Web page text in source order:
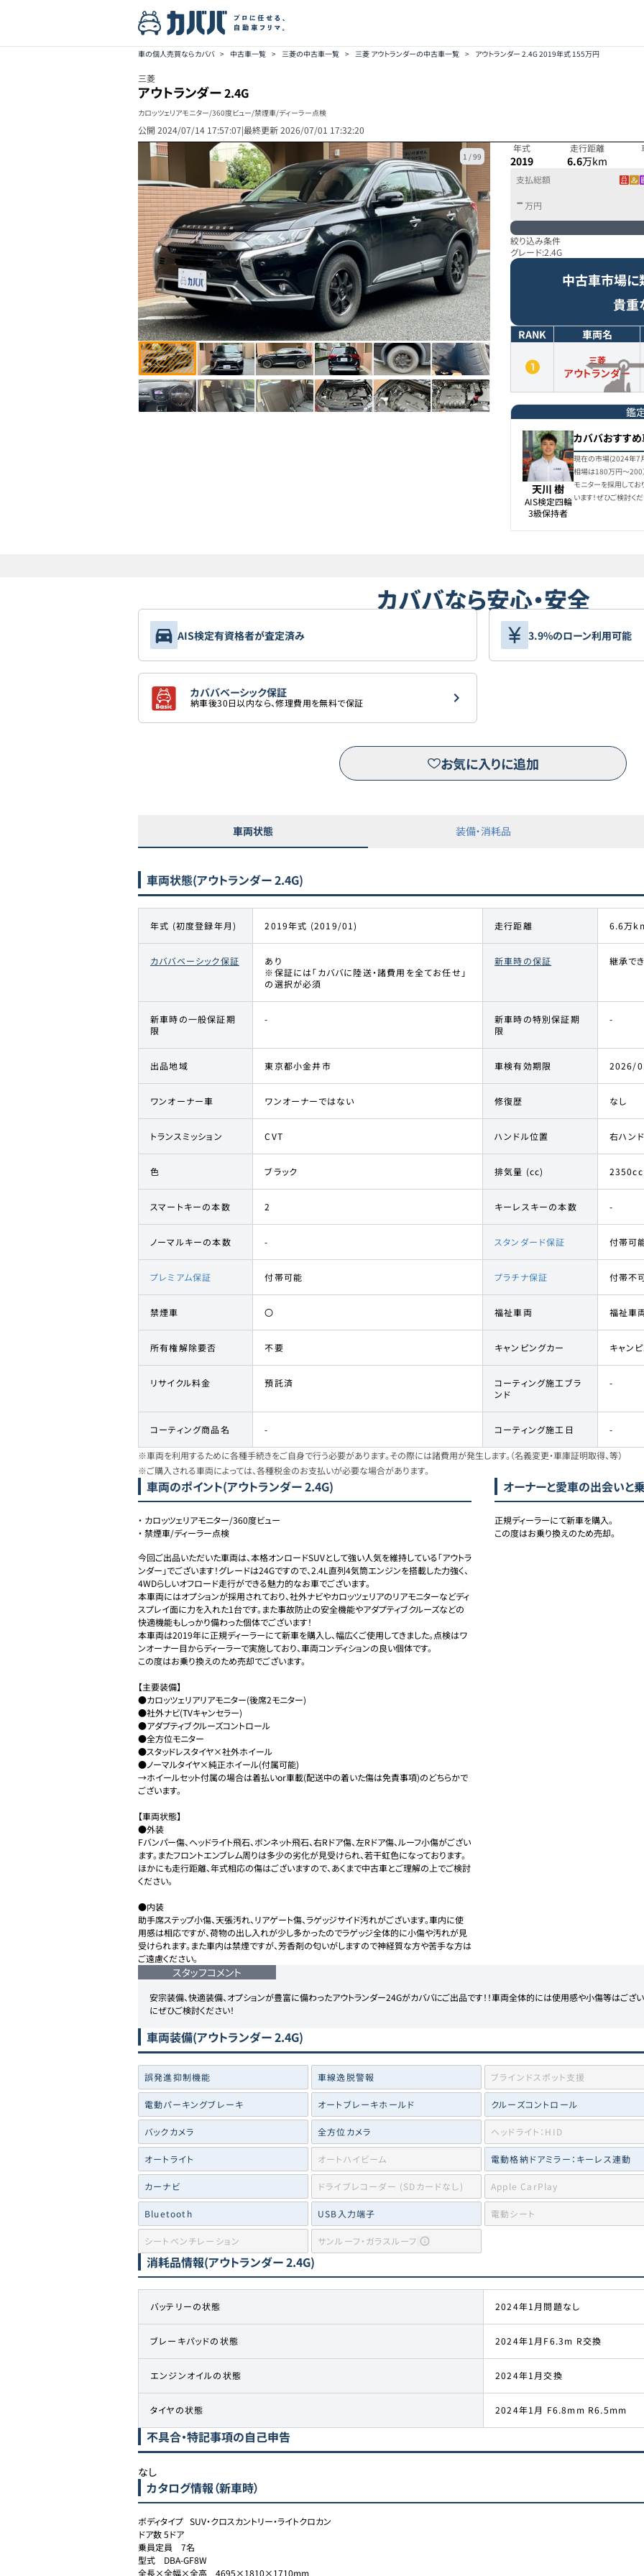
車の個人売買ならカババ > 中古車一覧 > 三菱の中古車一覧 > 三菱 アウトランダーの中古車一覧 > アウトランダー 2.4G 2019年式 155万円
三菱
アウトランダー2.4G
カロッツェリアモニター/360度ビュー/禁煙車/ディーラー点検
公開 2024/07/14 17:57:07|最終更新2026/07/01 17:32:20
1 /99
年式
2019
走行距離
6.6万km
支払総額
- 万円
絞り込み条件
グレード:2.4G
中古車市場に
貴重
RANK 車両名
三菱
アウトランダー
鑑
天川 樹
AIS検定四輪
3級保持者
カババおすすめ
現在の市場(2024年7
相場は180万円〜200
モニターを採用してお
います！ぜひご検討くだ
カババなら安心・安全
AIS検定有資格者が査定済み 3.9%のローン利用可能
カババベーシック保証
納車後30日以内なら、修理費用を無料で保証
お気に入りに追加
車両状態 装備・消耗品
車両状態(アウトランダー 2.4G)
年式 (初度登録年月) 2019年式 (2019/01) 走行距離 6.6万
カババベーシック保証
あり
※保証には「カババに陸送・諸費用を全てお任せ」
の選択が必須
新車時の保証 継承で
新車時の一般保証期
限
-
新車時の特別保証期
限
-
出品地域 東京都小金井市 車検有効期限 2026/
ワンオーナー車 ワンオーナーではない 修復歴 なし
トランスミッション CVT ハンドル位置 右ハン
色 ブラック 排気量 (cc) 2350cc
スマートキーの本数 2 キーレスキーの本数 -
ノーマルキーの本数 - スタンダード保証 付帯可
プレミアム保証 付帯可能 プラチナ保証 付帯不
禁煙車 〇 福祉車両 福祉車
所有権解除要否 不要 キャンピングカー キャン
リサイクル料金 預託済
コーティング施工ブラ
ンド
-
コーティング商品名 - コーティング施工日 -
※車両を利用するために各種手続きをご自身で行う必要があります。その際には諸費用が発生します。（名義変更・車庫証明取得、等）
※ご購入される車両によっては、各種税金のお支払いが必要な場合があります。
車両のポイント(アウトランダー 2.4G)
・ カロッツェリアモニター/360度ビュー
・ 禁煙車/ディーラー点検
今回ご出品いただいた車両は、本格オンロードSUVとして強い人気を維持している「アウトラ
ンダー」でございます！グレードは24Gですので、2.4L直列4気筒エンジンを搭載した力強く、
4WDらしいオフロード走行ができる魅力的なお車でございます。
本車両にはオプションが採用されており、社外ナビやカロッツェリアのリアモニターなどディ
スプレイ面に力を入れた1台です。また事故防止の安全機能やアダプティブクルーズなどの
快適機能もしっかり備わった個体でございます！
本車両は2019年に正規ディーラーにて新車を購入し、幅広くご使用してきました。点検はワ
ンオーナー目からディーラーで実施しており、車両コンディションの良い個体です。
この度はお乗り換えのため売却でございます。
【主要装備】
●カロッツェリアリアモニター(後席2モニター)
●社外ナビ(TVキャンセラー)
●アダプティブクルーズコントロール
●全方位モニター
●スタッドレスタイヤ×社外ホイール
●ノーマルタイヤ×純正ホイール(付属可能)
→ホイールセット付属の場合は着払いor車載(配送中の着いた傷は免責事項)のどちらかで
ございます。
【車両状態】
●外装
Fバンパー傷、ヘッドライト飛石、ボンネット飛石、右Rドア傷、左Rドア傷、ルーフ小傷がござい
ます。またフロントエンブレム周りは多少の劣化が見受けられ、若干虹色になっております。
ほかにも走行距離、年式相応の傷はございますので、あくまで中古車とご理解の上でご検討
ください。
●内装
助手席ステップ小傷、天張汚れ、リアゲート傷、ラゲッジサイド汚れがございます。車内に使
用感は相応ですが、荷物の出し入れが少し多かったのでラゲッジ全体的に小傷や汚れが見
受けられます。また車内は禁煙ですが、芳香剤の匂いがしますので神経質な方や苦手な方は
ご遠慮ください。
オーナーと愛車の出会いと
正規ディーラーにて新車を購入。
この度はお乗り換えのため売却。
スタッフコメント
安宗装備、快適装備、オプションが豊富に備わったアウトランダー24Gがカババにご出品です！！車両全体的には使用感や小傷等はご
にぜひご検討ください！
車両装備(アウトランダー 2.4G)
誤発進抑制機能 車線逸脱警報 ブラインドスポット支援
電動パーキングブレーキ オートブレーキホールド クルーズコントロール
バックカメラ 全方位カメラ ヘッドライト：HID
オートライト オートハイビーム 電動格納ドアミラー：キーレス連動
カーナビ ドライブレコーダー (SDカードなし) Apple CarPlay
Bluetooth USB入力端子 電動シート
シートベンチレーション サンルーフ・ガラスルーフ
消耗品情報(アウトランダー 2.4G)
バッテリーの状態 2024年1月問題なし
ブレーキパッドの状態 2024年1月F6.3m R交換
エンジンオイルの状態 2024年1月交換
タイヤの状態 2024年1月 F6.8mm R6.5mm
不具合・特記事項の自己申告
なし
カタログ情報（新車時）
ボディタイプ	SUV・クロスカントリー・ライトクロカン
ドア数	5ドア
乗員定員	7名
型式	DBA-GF8W
全長×全幅×全高	4695×1810×1710mm